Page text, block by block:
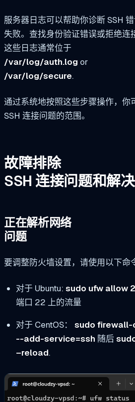
服务器日志可以帮助你诊断 SSH
失败。查找身份验证错误或拒绝连
这些日志通常位于
/var/log/auth.log or
/var/log/secure.
通过系统地按照这些步骤操作，你
SSH 连接问题的范围。
故障排除
SSH 连接问题和解
正在解析网络
问题
要调整防火墙设置，请使用以下命
对于 Ubuntu: sudo ufw allow
端口 22 上的流量
对于 CentOS： sudo firewall-
--add-service=ssh 随后
–reload.